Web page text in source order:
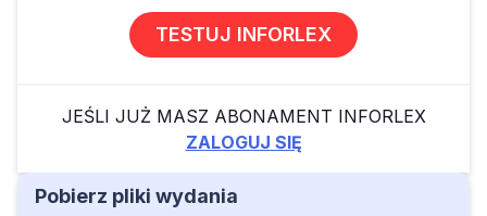
TESTUJ INFORLEX
JEŚLI JUŻ MASZ ABONAMENT INFORLEX
ZALOGUJ SIĘ
Pobierz pliki wydania